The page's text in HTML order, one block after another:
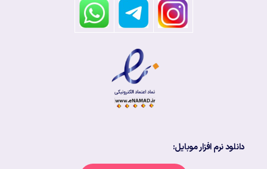
دانلود نرم افزار موبایل: